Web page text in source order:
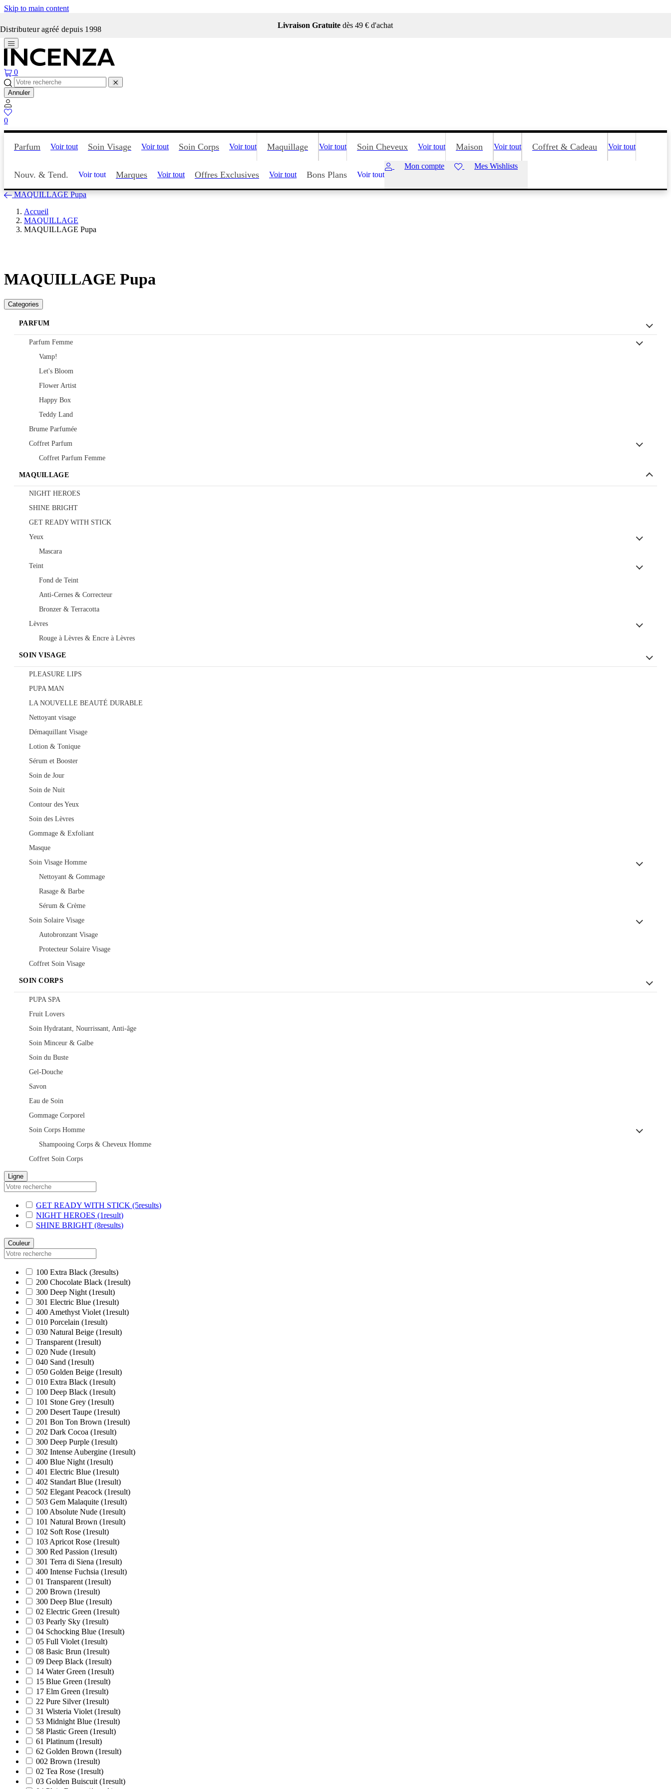
Skip to main content
Distributeur agréé depuis 1998Incenza fait peau neuve Livraison Gratuitedès 49 € d'achat
0
Annuler
0
Parfum Voir tout Soin Visage Voir tout Soin Corps Voir tout Maquillage Voir tout Soin Cheveux Voir tout Maison Voir tout Coffret & Cadeau Voir tout
Nouv. & Tend. Voir tout Marques Voir tout Offres Exclusives Voir tout Bons Plans Voir tout
Mon compte Mes Wishlists
MAQUILLAGE Pupa
Accueil
MAQUILLAGE
MAQUILLAGE Pupa
MAQUILLAGE Pupa
Categories
PARFUM
Parfum Femme
Vamp!
Let's Bloom
Flower Artist
Happy Box
Teddy Land
Brume Parfumée
Coffret Parfum
Coffret Parfum Femme
MAQUILLAGE
NIGHT HEROES
SHINE BRIGHT
GET READY WITH STICK
Yeux
Mascara
Teint
Fond de Teint
Anti-Cernes & Correcteur
Bronzer & Terracotta
Lèvres
Rouge à Lèvres & Encre à Lèvres
SOIN VISAGE
PLEASURE LIPS
PUPA MAN
LA NOUVELLE BEAUTÉ DURABLE
Nettoyant visage
Démaquillant Visage
Lotion & Tonique
Sérum et Booster
Soin de Jour
Soin de Nuit
Contour des Yeux
Soin des Lèvres
Gommage & Exfoliant
Masque
Soin Visage Homme
Nettoyant & Gommage
Rasage & Barbe
Sérum & Crème
Soin Solaire Visage
Autobronzant Visage
Protecteur Solaire Visage
Coffret Soin Visage
SOIN CORPS
PUPA SPA
Fruit Lovers
Soin Hydratant, Nourrissant, Anti-âge
Soin Minceur & Galbe
Soin du Buste
Gel-Douche
Savon
Eau de Soin
Gommage Corporel
Soin Corps Homme
Shampooing Corps & Cheveux Homme
Coffret Soin Corps
Ligne
GET READY WITH STICK (5results)
NIGHT HEROES (1result)
SHINE BRIGHT (8results)
Couleur
100 Extra Black (3results)
200 Chocolate Black (1result)
300 Deep Night (1result)
301 Electric Blue (1result)
400 Amethyst Violet (1result)
010 Porcelain (1result)
030 Natural Beige (1result)
Transparent (1result)
020 Nude (1result)
040 Sand (1result)
050 Golden Beige (1result)
010 Extra Black (1result)
100 Deep Black (1result)
101 Stone Grey (1result)
200 Desert Taupe (1result)
201 Bon Ton Brown (1result)
202 Dark Cocoa (1result)
300 Deep Purple (1result)
302 Intense Aubergine (1result)
400 Blue Night (1result)
401 Electric Blue (1result)
402 Standart Blue (1result)
502 Elegant Peacock (1result)
503 Gem Malaquite (1result)
100 Absolute Nude (1result)
101 Natural Brown (1result)
102 Soft Rose (1result)
103 Apricot Rose (1result)
300 Red Passion (1result)
301 Terra di Siena (1result)
400 Intense Fuchsia (1result)
01 Transparent (1result)
200 Brown (1result)
300 Deep Blue (1result)
02 Electric Green (1result)
03 Pearly Sky (1result)
04 Schocking Blue (1result)
05 Full Violet (1result)
08 Basic Brun (1result)
09 Deep Black (1result)
14 Water Green (1result)
15 Blue Green (1result)
17 Elm Green (1result)
22 Pure Silver(1result)
31 Wisteria Violet (1result)
53 Midnight Blue (1result)
58 Plastic Green (1result)
61 Platinum (1result)
62 Golden Brown (1result)
002 Brown (1result)
02 Tea Rose (1result)
03 Golden Buiscuit (1result)